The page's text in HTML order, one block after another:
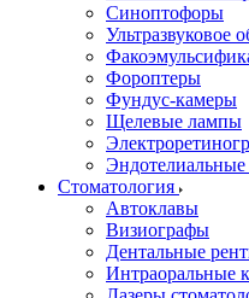
Синоптофоры
Ультразвуковое
Фороптеры
Фундус-камеры
Щелевые лампы
Стоматология
Автоклавы
Визиографы
Дентальные
Интраоральные